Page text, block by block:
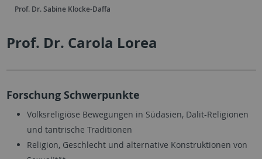
Prof. Dr. Sabine Klocke-Daffa
Prof. Dr. Carola Lorea
Forschung Schwerpunkte
Volksreligiöse Bewegungen in Südasien, Dalit-Religionen
und tantrische Traditionen
Religion, Geschlecht und alternative Konstruktionen von